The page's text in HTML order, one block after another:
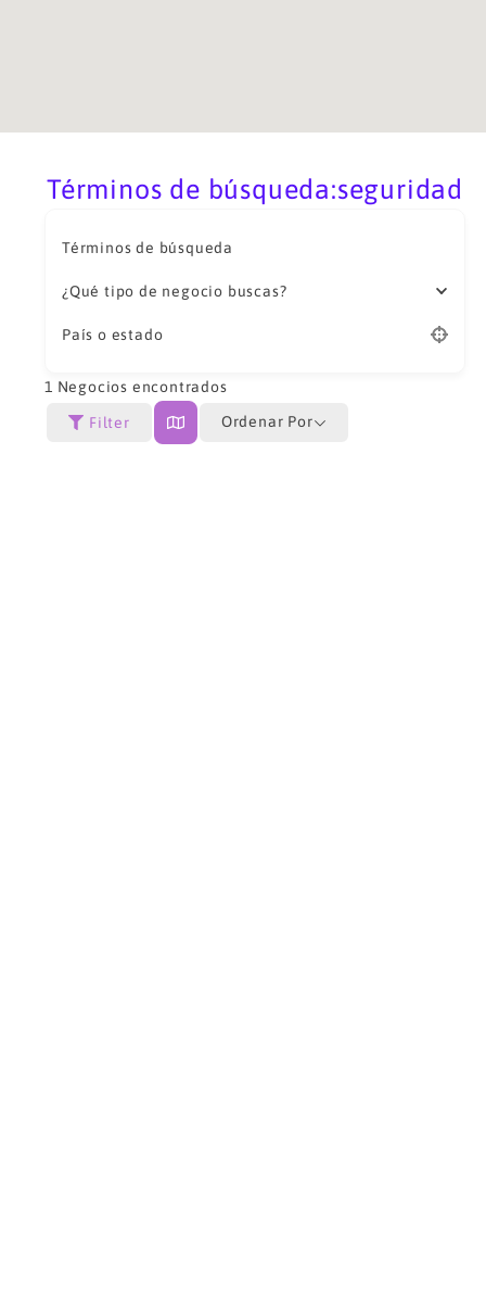
Términos de búsqueda:seguridad
Términos de búsqueda
¿Qué tipo de negocio buscas?
País o estado
1 Negocios encontrados
Filter Ordenar Por